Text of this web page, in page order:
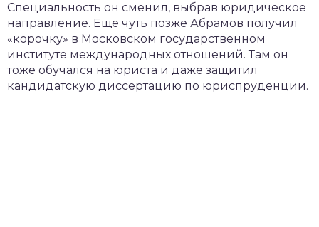
Специальность он сменил, выбрав юридическое
направление. Еще чуть позже Абрамов получил
«корочку» в Московском государственном
институте международных отношений. Там он
тоже обучался на юриста и даже защитил
кандидатскую диссертацию по юриспруденции.